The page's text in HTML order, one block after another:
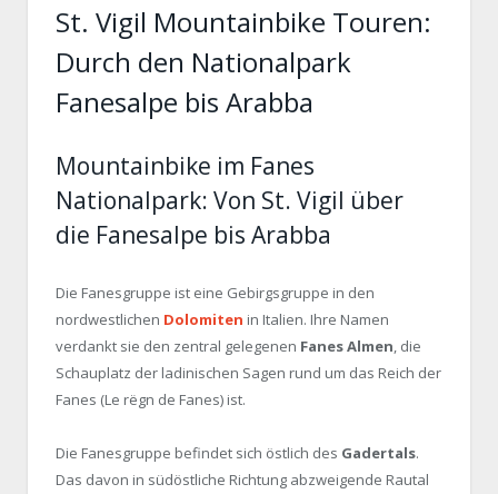
St. Vigil Mountainbike Touren:
Durch den Nationalpark
Fanesalpe bis Arabba
Mountainbike im Fanes
Nationalpark: Von St. Vigil über
die Fanesalpe bis Arabba
Die Fanesgruppe ist eine Gebirgsgruppe in den
nordwestlichen Dolomiten in Italien. Ihre Namen
verdankt sie den zentral gelegenen Fanes Almen, die
Schauplatz der ladinischen Sagen rund um das Reich der
Fanes (Le rëgn de Fanes) ist.
Die Fanesgruppe befindet sich östlich des Gadertals.
Das davon in südöstliche Richtung abzweigende Rautal